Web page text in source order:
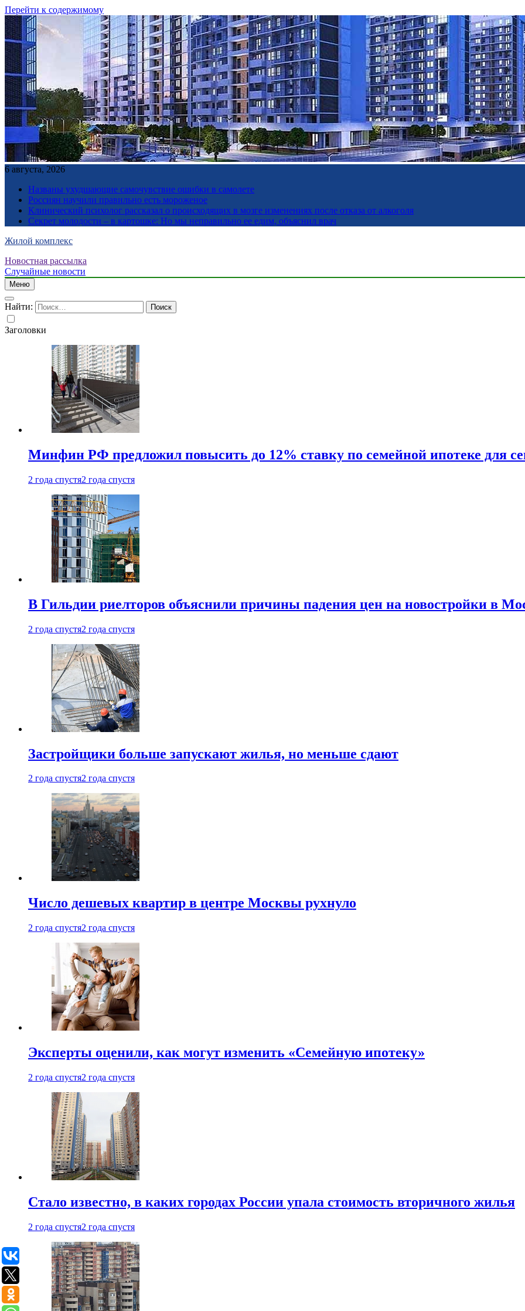
Перейти к содержимому
6 августа, 2026
Названы ухудшающие самочувствие ошибки в самолете
Россиян научили правильно есть мороженое
Клинический психолог рассказал о происходящих в мозге изменениях после отказа от алкоголя
Секрет молодости – в картошке: Но мы неправильно ее едим, объяснил врач
Жилой комплекс
Новостная рассылка
Случайные новости
Меню
Найти:
Заголовки
Минфин РФ предложил повысить до 12% ставку по семейной ипотеке для
2 года спустя2 года спустя
В Гильдии риелторов объяснили причины падения цен на новостройки в
2 года спустя2 года спустя
Застройщики больше запускают жилья, но меньше сдают
2 года спустя2 года спустя
Число дешевых квартир в центре Москвы рухнуло
2 года спустя2 года спустя
Эксперты оценили, как могут изменить «Семейную ипотеку»
2 года спустя2 года спустя
Стало известно, в каких городах России упала стоимость вторичного жилья
2 года спустя2 года спустя